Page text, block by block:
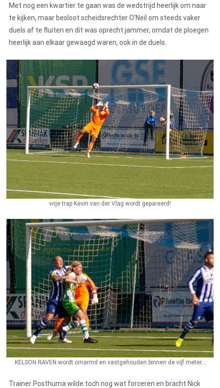
Met nog een kwartier te gaan was de wedstrijd heerlijk om naar
te kijken, maar besloot scheidsrechter O’Neil om steeds vaker
duels af te fluiten en dit was oprecht jammer, omdat de ploegen
heerlijk aan elkaar gewaagd waren, ook in de duels.
vrije trap Kevin van der Vlag wordt gepareerd!
KELSON RAVEN wordt omarmd en vastgehouden binnen de vijf meter...
Trainer Posthuma wilde toch nog wat forceren en bracht Nick